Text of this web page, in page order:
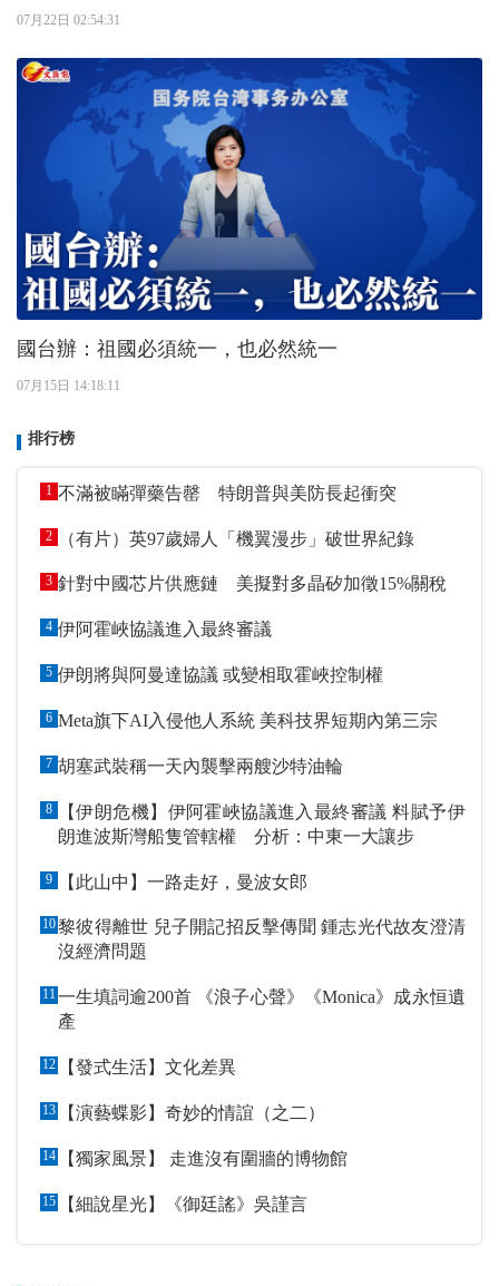
07月22日 02:54:31
國台辦：祖國必須統一，也必然統一
07月15日 14:18:11
排行榜
1 不滿被瞞彈藥告罄 特朗普與美防長起衝突
2 （有片）英97歲婦人「機翼漫步」破世界紀錄
3 針對中國芯片供應鏈 美擬對多晶矽加徵15%關稅
4 伊阿霍峽協議進入最終審議
5 伊朗將與阿曼達協議 或變相取霍峽控制權
6 Meta旗下AI入侵他人系統 美科技界短期內第三宗
7 胡塞武裝稱一天內襲擊兩艘沙特油輪
8
【伊朗危機】伊阿霍峽協議進入最終審議 料賦予伊
朗進波斯灣船隻管轄權 分析：中東一大讓步
9 【此山中】一路走好，曼波女郎
10黎彼得離世 兒子開記招反擊傳聞 鍾志光代故友澄清
沒經濟問題
11一生填詞逾200首 《浪子心聲》《Monica》成永恒遺
產
12 【發式生活】文化差異
13 【演藝蝶影】奇妙的情誼（之二）
14 【獨家風景】 走進沒有圍牆的博物館
15 【細說星光】《御廷謠》吳謹言